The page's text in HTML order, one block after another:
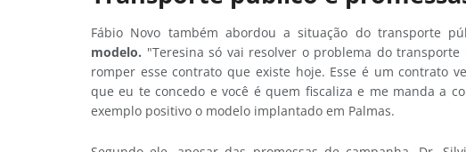
Fábio Novo também abordou a situação do transporte
modelo. "Teresina só vai resolver o problema do
romper esse contrato que existe hoje. Esse é um contrato
que eu te concedo e você é quem fiscaliza e me manda a
exemplo positivo o modelo implantado em Palmas.